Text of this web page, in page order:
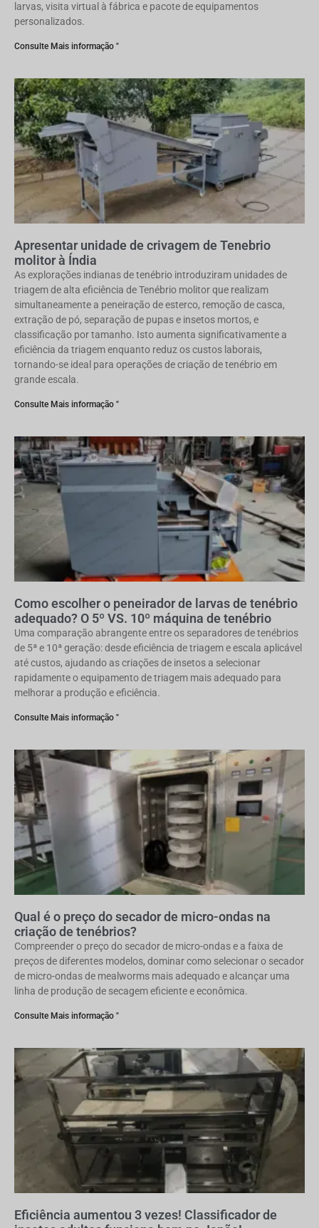
larvas, visita virtual à fábrica e pacote de equipamentos
personalizados.
Consulte Mais informação "
Apresentar unidade de crivagem de Tenebrio
molitor à Índia
As explorações indianas de tenébrio introduziram unidades de
triagem de alta eficiência de Tenébrio molitor que realizam
simultaneamente a peneiração de esterco, remoção de casca,
extração de pó, separação de pupas e insetos mortos, e
classificação por tamanho. Isto aumenta significativamente a
eficiência da triagem enquanto reduz os custos laborais,
tornando-se ideal para operações de criação de tenébrio em
grande escala.
Consulte Mais informação "
Como escolher o peneirador de larvas de tenébrio
adequado? O 5º VS. 10º máquina de tenébrio
Uma comparação abrangente entre os separadores de tenébrios
de 5ª e 10ª geração: desde eficiência de triagem e escala aplicável
até custos, ajudando as criações de insetos a selecionar
rapidamente o equipamento de triagem mais adequado para
melhorar a produção e eficiência.
Consulte Mais informação "
Qual é o preço do secador de micro-ondas na
criação de tenébrios?
Compreender o preço do secador de micro-ondas e a faixa de
preços de diferentes modelos, dominar como selecionar o secador
de micro-ondas de mealworms mais adequado e alcançar uma
linha de produção de secagem eficiente e econômica.
Consulte Mais informação "
Eficiência aumentou 3 vezes! Classificador de